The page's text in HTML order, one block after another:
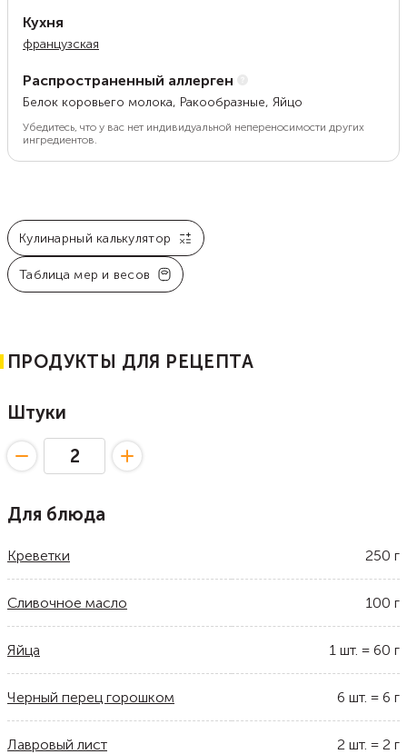
Кухня
французская
Распространенный аллерген
Белок коровьего молока, Ракообразные, Яйцо
Убедитесь, что у вас нет индивидуальной непереносимости других
ингредиентов.
Кулинарный калькулятор
Таблица мер и весов
ПРОДУКТЫ ДЛЯ РЕЦЕПТА
Штуки
Для блюда
Креветки 250 г
Сливочное масло 100 г
Яйца 1 шт. = 60 г
Черный перец горошком 6 шт. = 6 г
Лавровый лист 2 шт. = 2 г